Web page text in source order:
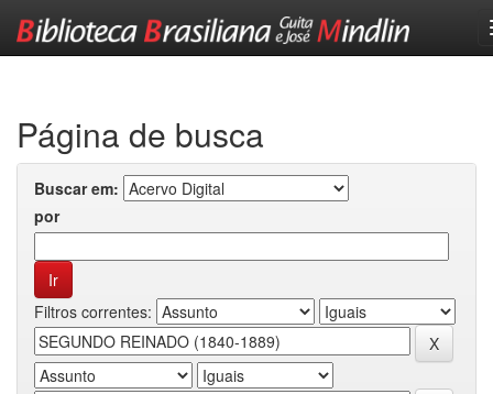
Página de busca
Buscar em:
por
Filtros correntes: